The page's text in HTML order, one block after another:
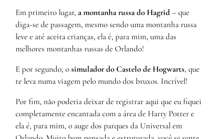
Em primeiro lugar, a montanha russa do Hagrid– que
diga-se de passagem, mesmo sendo uma montanha russa
leve e até aceita crianças, ela é, para mim, uma das
melhores montanhas russas de Orlando!
E por segundo, osimulador do Castelo de Hogwarts, que
te leva numa viagem pelo mundo dos bruxos. Incrível!
Por fim, não poderia deixar de registrar aqui que eu fiquei
completamente encantada com a área de Harry Potter e
ela é, para mim, o auge dos parques da Universal em